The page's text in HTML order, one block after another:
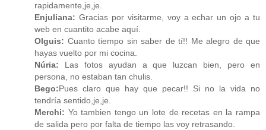
rapidamente,je,je.
Enjuliana: Gracias por visitarme, voy a echar un ojo a tu
web en cuantito acabe aquí.
Olguis: Cuanto tiempo sin saber de tí!! Me alegro de que
hayas vuelto por mi cocina.
Núria: Las fotos ayudan a que luzcan bien, pero en
persona, no estaban tan chulis.
Bego:Pues claro que hay que pecar!! Si no la vida no
tendría sentido,je,je.
Merchi: Yo tambien tengo un lote de recetas en la rampa
de salida pero por falta de tiempo las voy retrasando.